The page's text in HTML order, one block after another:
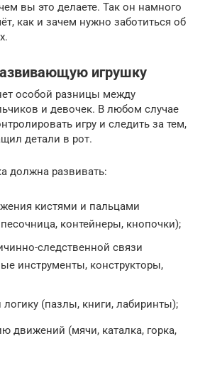
вы это делаете. Так он намного
как и зачем нужно заботиться об
игрушку
особой разницы между
и девочек. В любом случае
игру и следить за тем,
детали в рот.
должна развивать:
кистями и пальцами
контейнеры, кнопочки);
следственной связи
инструменты, конструкторы,
логику (пазлы, книги, лабиринты);
движений (мячи, каталка, горка,